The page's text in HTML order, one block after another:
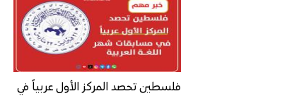
فلسطين تحصد المركز الأول عربياً في